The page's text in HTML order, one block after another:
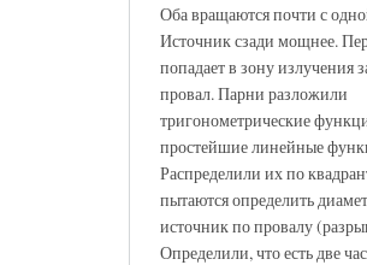
Оба вращаются почти с
Источник сзади мощнее.
попадает в зону излучения
провал. Парни разложили
тригонометрические
простейшие линейные
Распределили их по
пытаются определить
источник по провалу
Определили, что есть две